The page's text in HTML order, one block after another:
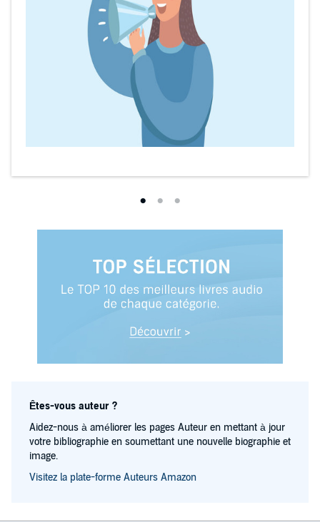
Êtes-vous auteur ?
Aidez-nous à améliorer les pages Auteur en mettant à jour
votre bibliographie en soumettant une nouvelle biographie et
image.
Visitez la plate-forme Auteurs Amazon